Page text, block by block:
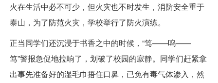
火在生活中必不可少，但火灾也不时发生，消防安全重于
泰山，为了防范火灾，学校举行了防火演练。
正当同学们还沉浸于书香之中的时候，“笃——呜——
笃”警报急促地拉响了，划破了校园的寂静。同学们赶紧拿
出事先准备好的湿毛巾捂住口鼻，已免有毒气体渗入，然